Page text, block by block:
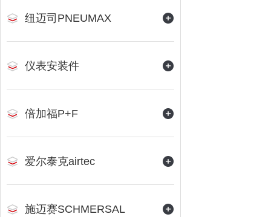
纽迈司PNEUMAX
仪表安装件
倍加福P+F
爱尔泰克airtec
施迈赛SCHMERSAL